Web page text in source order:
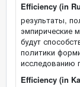
Efficiency (in
результаты,
эмпирические
будут
политики
исследованию
Efficiency (in